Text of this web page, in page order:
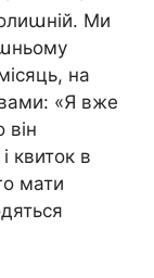
Ми
на
«Я вже
квиток в
мати